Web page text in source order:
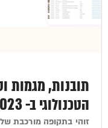
תובנות, מגמות
הטכנולוגי ב- 2023
זוהי בתקופה מורכבת